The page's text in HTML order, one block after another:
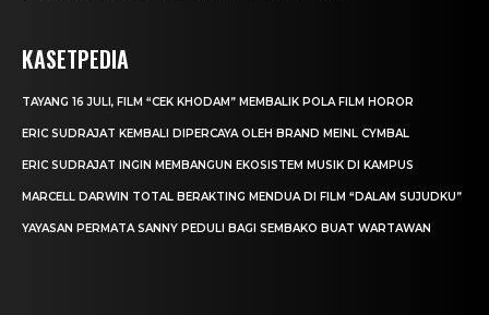
KASETPEDIA
TAYANG 16 JULI, FILM “CEK KHODAM” MEMBALIK POLA FILM HOROR
ERIC SUDRAJAT KEMBALI DIPERCAYA OLEH BRAND MEINL CYMBAL
ERIC SUDRAJAT INGIN MEMBANGUN EKOSISTEM MUSIK DI KAMPUS
MARCELL DARWIN TOTAL BERAKTING MENDUA DI FILM “DALAM SUJUDKU”
YAYASAN PERMATA SANNY PEDULI BAGI SEMBAKO BUAT WARTAWAN